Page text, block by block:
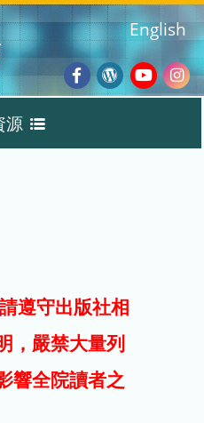
Facebook
Wordpress
English
源
刊遵守出版社相
，嚴禁大量列
響全院讀者之